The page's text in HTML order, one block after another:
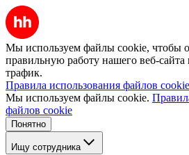
Мы используем файлы cookie, чтобы
правильную работу нашего веб-сайта
трафик.
Правила использования файлов cookie
Мы используем файлы cookie.
файлов cookie
Понятно
Ищу сотрудника